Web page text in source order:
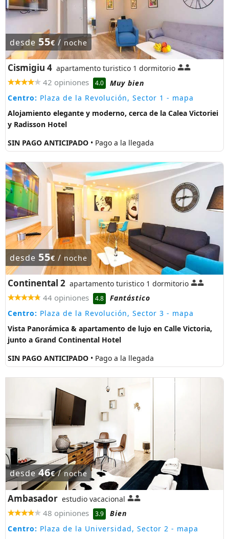
desde 55€/ noche
Cismigiu 4 apartamento turistico 1 dormitorio
42 opiniones 4.0
Muy bien
Centro: Plaza de la Revolución, Sector 1 - mapa
Alojamiento elegante y moderno, cerca de la Calea Victoriei
y Radisson Hotel
SIN PAGO ANTICIPADO • Pago a la llegada
desde 55€ / noche
Continental 2 apartamento turistico 1 dormitorio
44 opiniones 4.8
Fantástico
Centro: Plaza de la Revolución, Sector 3 - mapa
Vista Panorámica & apartamento de lujo en Calle Victoria,
junto a Grand Continental Hotel
SIN PAGO ANTICIPADO • Pago a la llegada
desde46€/noche
Ambasador estudio vacacional
48 opiniones 3.9
Bien
Centro: Plaza de la Universidad, Sector 2 - mapa